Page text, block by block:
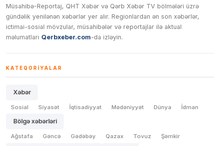
Müsahibə-Reportaj, QHT Xəbər və Qərb Xəbər TV bölmələri üzrə
gündəlik yenilənən xəbərlər yer alır. Regionlardan ən son xəbərlər,
ictimai-sosial mövzular, müsahibələr və reportajlar ilə aktual
məlumatları Qerbxeber.com-da izləyin.
KATEQORIYALAR
Xəbər
Sosial Siyasət İqtisadiyyat Mədəniyyət Dünya İdman
Bölgə xəbərləri
Ağstafa Gəncə Gədəbəy Qazax Tovuz Şəmkir